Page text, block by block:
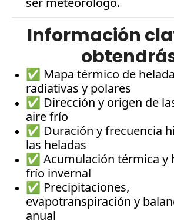
Información
✅ Mapa térmico de
radiativas y polares
✅ Dirección y origen de
aire frío
✅ Duración y frecuencia
las heladas
✅ Acumulación térmica y
frío invernal
✅ Precipitaciones,
evapotranspiración y
anual